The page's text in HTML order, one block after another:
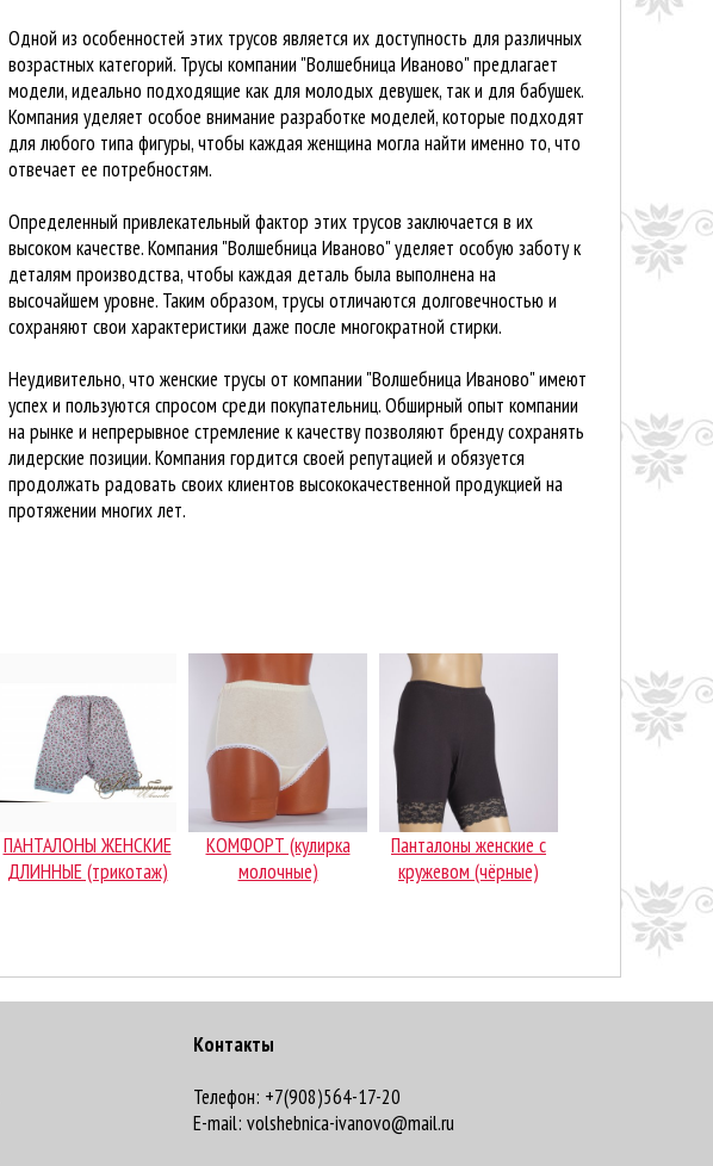
Одной из особенностей этих трусов является их доступность для различных
возрастных категорий. Трусы компании "Волшебница Иваново" предлагает
модели, идеально подходящие как для молодых девушек, так и для бабушек.
Компания уделяет особое внимание разработке моделей, которые подходят
для любого типа фигуры, чтобы каждая женщина могла найти именно то, что
отвечает ее потребностям.
Определенный привлекательный фактор этих трусов заключается в их
высоком качестве. Компания "Волшебница Иваново" уделяет особую заботу к
деталям производства, чтобы каждая деталь была выполнена на
высочайшем уровне. Таким образом, трусы отличаются долговечностью и
сохраняют свои характеристики даже после многократной стирки.
Неудивительно, что женские трусы от компании "Волшебница Иваново" имеют
успех и пользуются спросом среди покупательниц. Обширный опыт компании
на рынке и непрерывное стремление к качеству позволяют бренду сохранять
лидерские позиции. Компания гордится своей репутацией и обязуется
продолжать радовать своих клиентов высококачественной продукцией на
протяжении многих лет.
ПАНТАЛОНЫ ЖЕНСКИЕ
ДЛИННЫЕ (трикотаж)
КОМФОРТ (кулирка
молочные)
Панталоны женские с
кружевом (чёрные)
Контакты
Телефон: +7(908)564-17-20
E-mail: volshebnica-ivanovo@mail.ru